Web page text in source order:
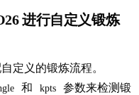
进行自定义锻炼
定义的锻炼流程。
和 kpts
参数来检测锻